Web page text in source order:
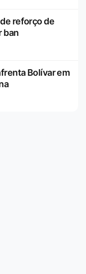
reforço de
ban
Bolívar em